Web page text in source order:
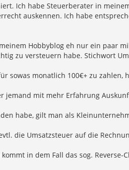
Ich habe Steuerberater in
auskennen. Ich habe
Hobbyblog eh nur ein paar
zu versteuern habe. Stichwort
sowas monatlich 100€+ zu
jemand mit mehr Erfahrung
habe, gilt man als
die Umsatzsteuer auf die
in dem Fall das sog.